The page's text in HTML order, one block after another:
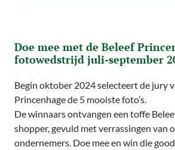
Doe mee met de Beleef
fotowedstrijd juli-september
Begin oktober 2024 selecteert de jury
Princenhage de 5 mooiste foto’s.
De winnaars ontvangen een toffe
shopper, gevuld met verrassingen van
ondernemers. Doe mee en win die